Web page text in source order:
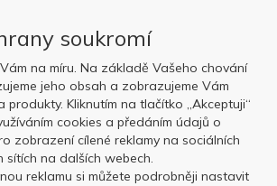
Base, s.r.o. 2022, powered byABRA E-
shop
soukromí
na míru. Na základě Vašeho chování
jeho obsah a zobrazujeme Vám
produkty. Kliknutím na tlačítko „Akceptuji“
cookies a předáním údajů o
zobrazení cílené reklamy na sociálních
sítích na dalších webech.
reklamu si můžete podrobněji nastavit